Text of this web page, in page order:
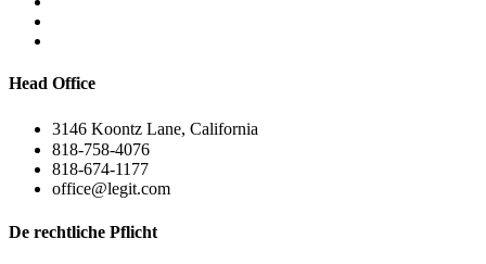
Head Office
3146 Koontz Lane, California
818-758-4076
818-674-1177
office@legit.com
De rechtliche Pflicht